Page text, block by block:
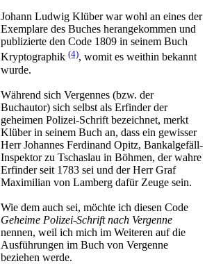
Johann Ludwig Klüber war wohl an eines der
Exemplare des Buches herangekommen und
publizierte den Code 1809 in seinem Buch
Kryptographik (4), womit es weithin bekannt
wurde.
Während sich Vergennes (bzw. der
Buchautor) sich selbst als Erfinder der
geheimen Polizei-Schrift bezeichnet, merkt
Klüber in seinem Buch an, dass ein gewisser
Herr Johannes Ferdinand Opitz, Bankalgefäll-
Inspektor zu Tschaslau in Böhmen, der wahre
Erfinder seit 1783 sei und der Herr Graf
Maximilian von Lamberg dafür Zeuge sein.
Wie dem auch sei, möchte ich diesen Code
Geheime Polizei-Schrift nach Vergenne
nennen, weil ich mich im Weiteren auf die
Ausführungen im Buch von Vergenne
beziehen werde.